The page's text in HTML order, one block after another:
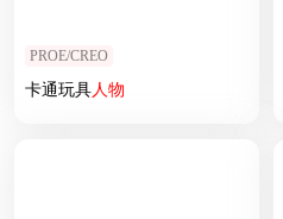
PROE/CREO
卡通玩具人物